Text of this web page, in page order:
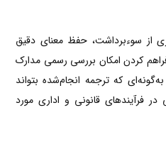
از سوءبرداشت، حفظ معنای دقیق
کردن امکان بررسی رسمی مدارک
که ترجمه انجام‌شده بتواند
فرآیندهای قانونی و اداری مورد